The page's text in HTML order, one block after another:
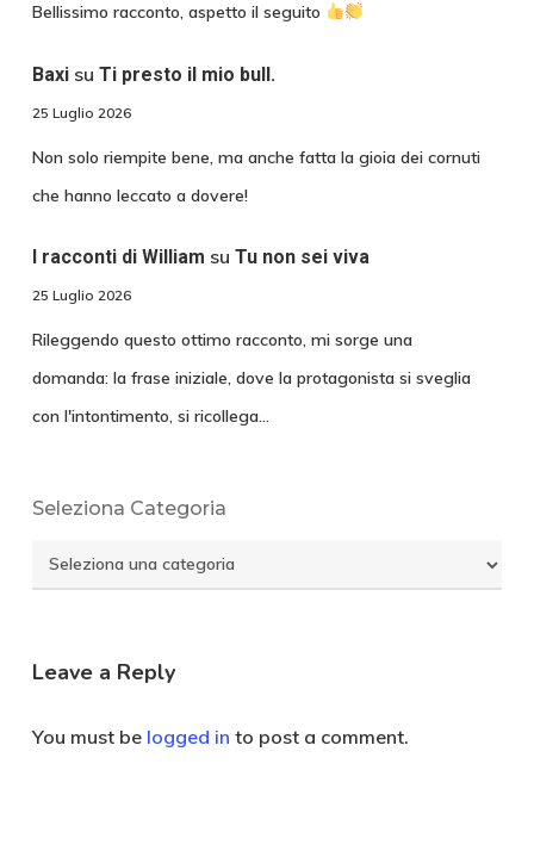
Bellissimo racconto, aspetto il seguito
Baxisu Ti presto il mio bull.
25 Luglio 2026
Non solo riempite bene, ma anche fatta la gioia dei cornuti
che hanno leccato a dovere!
I racconti di William su Tu non sei viva
25 Luglio 2026
Rileggendo questo ottimo racconto, mi sorge una
domanda: la frase iniziale, dove la protagonista si sveglia
con l'intontimento, si ricollega…
Seleziona Categoria
Seleziona
Categoria
Leave a Reply
You must be logged in to post a comment.